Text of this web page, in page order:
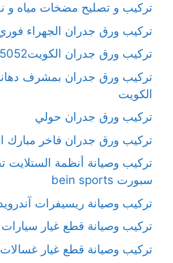
تركيب و تصليح مضخات مياه و
تركيب ورق جدران الجهراء
تركيب ورق جدران الكويت66405052
تركيب ورق جدران بمشرف
الكويت
تركيب ورق جدران حولي
تركيب ورق جدران فاخر مبارك
تركيب وصيانة أنظمة الستلايت
سبورت bein sports
تركيب وصيانة ريسيفرات
تركيب وصيانة قطع غيار
تركيب وصيانة قطع غيار غسالات